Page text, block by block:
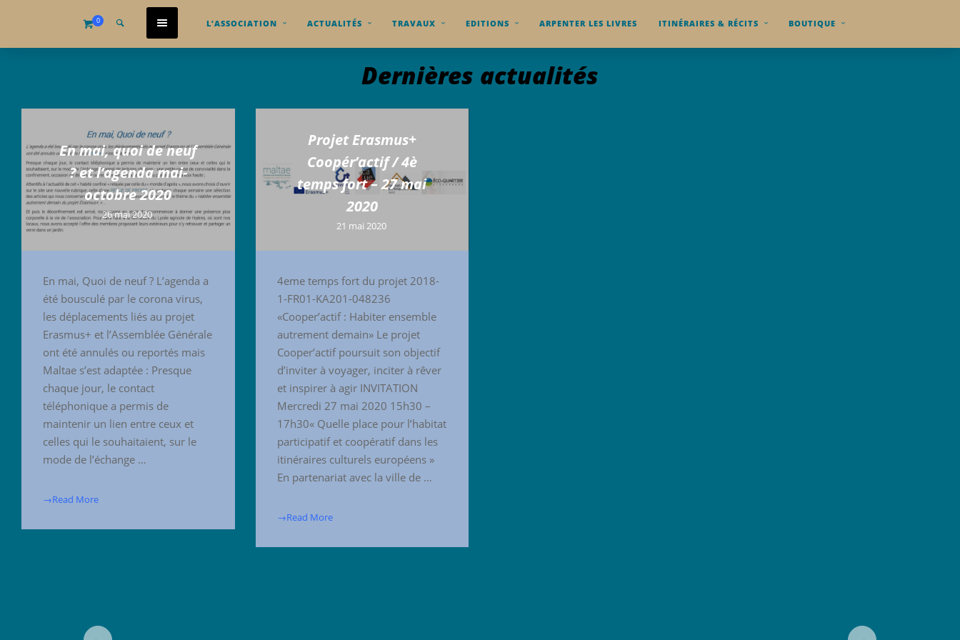
0 L’ASSOCIATION ACTUALITÉS TRAVAUX EDITIONS ARPENTER LES LIVRES ITINÉRAIRES & RÉCITS BOUTIQUE
Dernières actualités
En mai, quoi de neuf
? et l’agenda mai-
octobre 2020
26 mai 2020
En mai, Quoi de neuf ? L’agenda a
été bousculé par le corona virus,
les déplacements liés au projet
Erasmus+ et l’Assemblée Générale
ont été annulés ou reportés mais
Maltae s’est adaptée : Presque
chaque jour, le contact
téléphonique a permis de
maintenir un lien entre ceux et
celles qui le souhaitaient, sur le
mode de l’échange …
→Read More
Projet Erasmus+
Coopér’actif / 4è
temps fort – 27 mai
2020
21 mai 2020
4eme temps fort du projet 2018-
1-FR01-KA201-048236
«Cooper’actif : Habiter ensemble
autrement demain» Le projet
Cooper’actif poursuit son objectif
d’inviter à voyager, inciter à rêver
et inspirer à agir INVITATION
Mercredi 27 mai 2020 15h30 –
17h30« Quelle place pour l’habitat
participatif et coopératif dans les
itinéraires culturels européens »
En partenariat avec la ville de …
→Read More